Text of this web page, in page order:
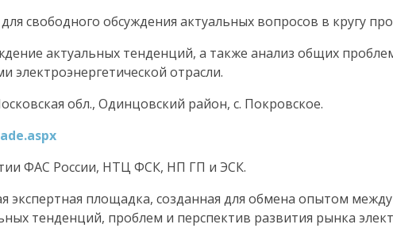
свободного обсуждения актуальных вопросов в кругу
актуальных тенденций, а также анализ общих
отрасли.
обл., Одинцовский район, с. Покровское.
ФАС России, НТЦ ФСК, НП ГП и ЭСК.
экспертная площадка, созданная для обмена опытом
тенденций, проблем и перспектив развития рынка